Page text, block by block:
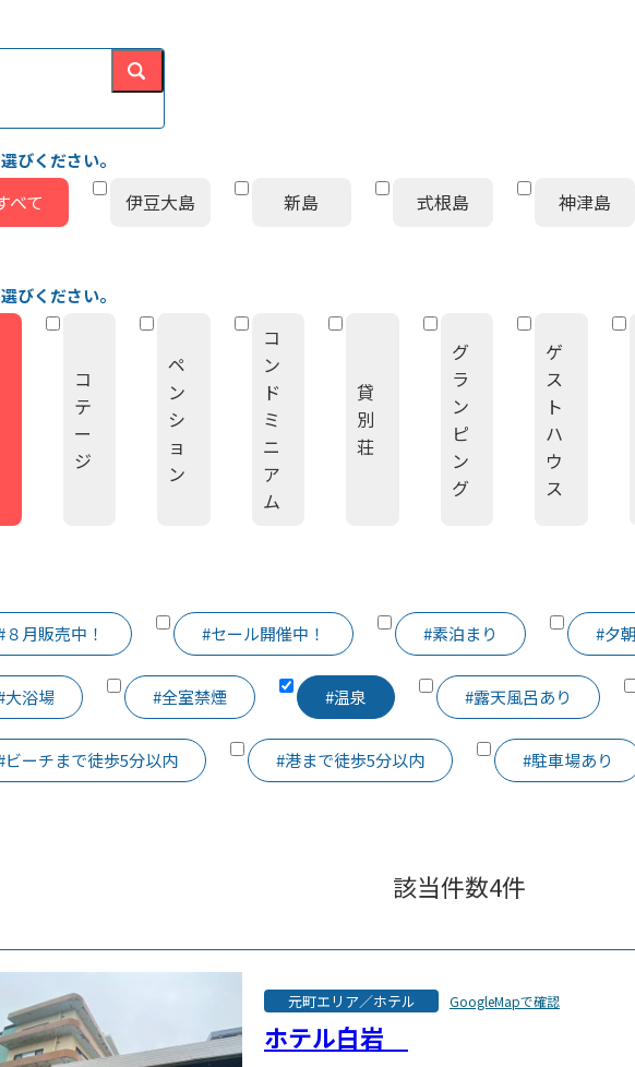
びください。
べて 伊豆大島 新島 式根島 神津島
びください。
コ
テ
ー
ジ
ペ
ン
シ
ョ
ン
コ
ン
ド
ミ
ニ
ア
ム
貸
別
荘
グ
ラ
ン
ピ
ン
グ
ゲ
ス
ト
ハ
ウ
ス
８月販売中！
#セール開催中！ #素泊まり #夕
大浴場 #全室禁煙 #温泉 #露天風呂あり
ビーチまで徒歩5分以内 #港まで徒歩5分以内 #駐車場あり
該当件数4件
元町エリア／ホテル GoogleMapで確認
ホテル白岩